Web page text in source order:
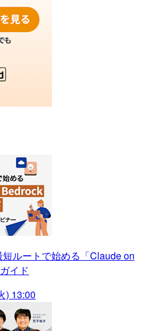
短ルートで始める「Claude on
イド
) 13:00